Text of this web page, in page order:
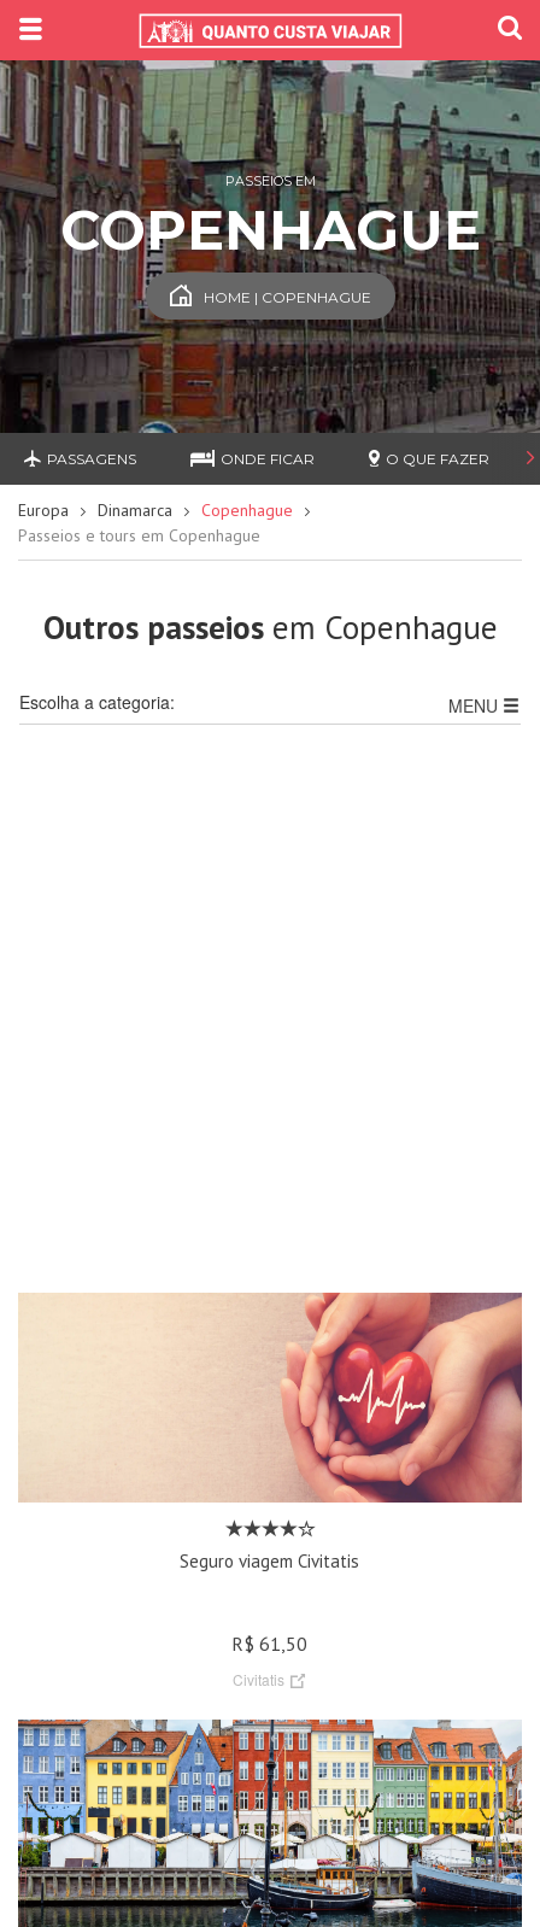
PASSEIOS EM
COPENHAGUE
HOME | COPENHAGUE
PASSAGENS ONDE FICAR O QUE FAZER
Europa Dinamarca
Copenhague
Passeios e tours em Copenhague
Outros passeiosem Copenhague
MENU
Escolha a categoria:
Seguro viagem Civitatis
R$ 61,50
Civitatis